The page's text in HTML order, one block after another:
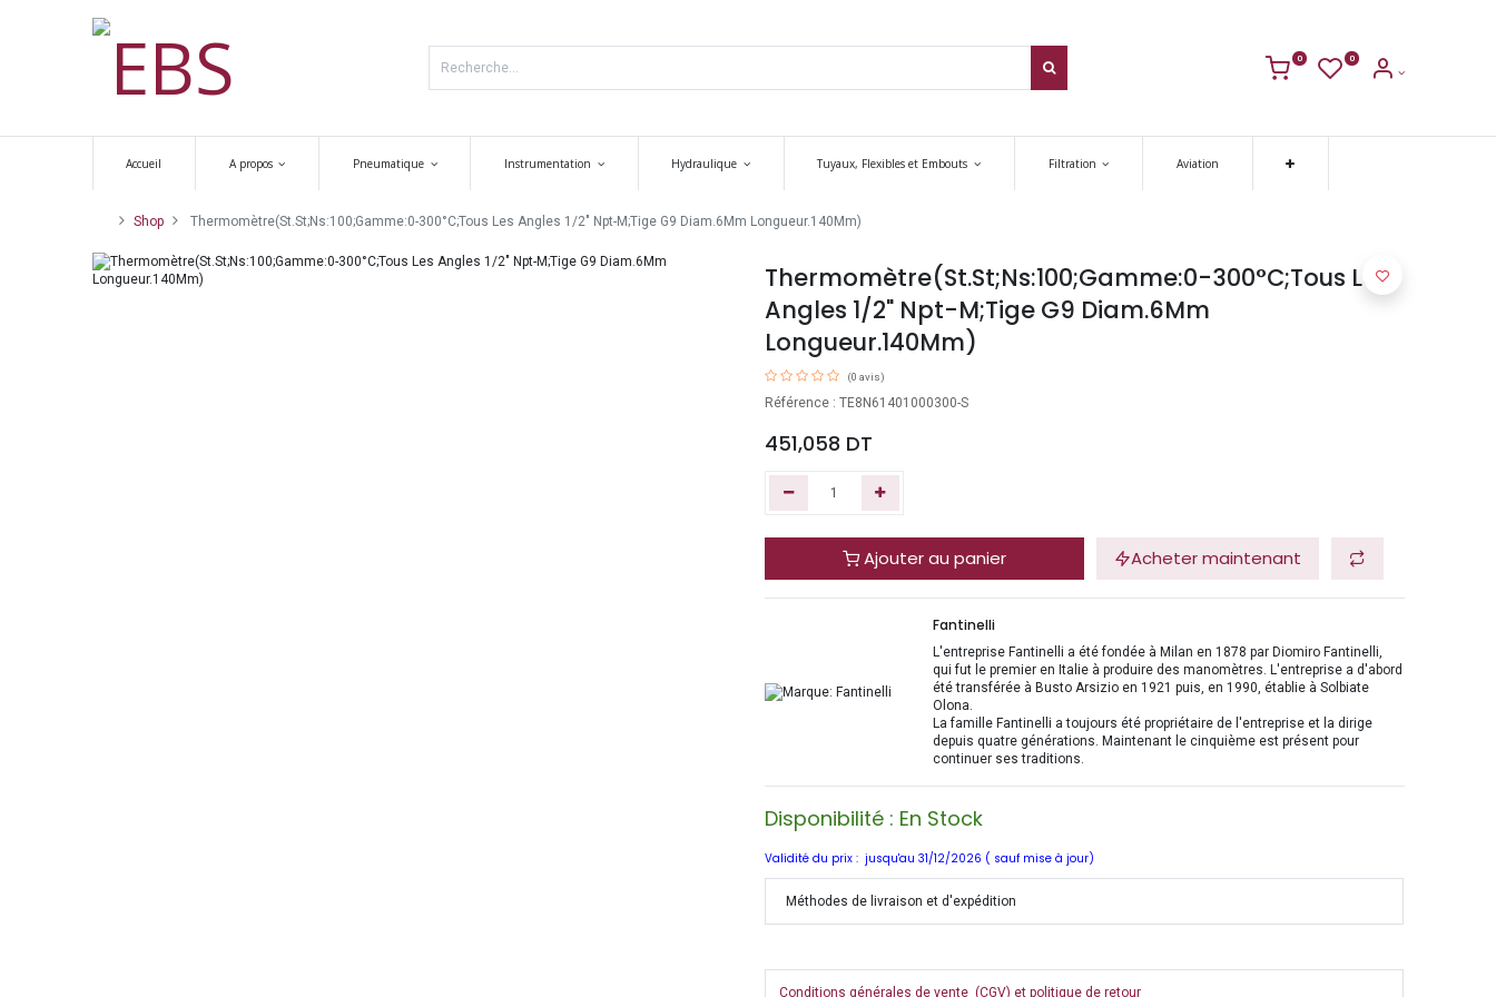
0 0
Accueil A propos Pneumatique Instrumentation Hydraulique Tuyaux, Flexibles et Embouts Filtration Aviation
Shop Thermomètre(St.St;Ns:100;Gamme:0-300°C;Tous Les Angles 1/2" Npt-M;Tige G9 Diam.6Mm Longueur.140Mm)
Thermomètre(St.St;Ns:100;Gamme:0-300°C;Tous Les
Angles 1/2" Npt-M;Tige G9 Diam.6Mm
Longueur.140Mm)
(0 avis)
Référence : TE8N61401000300-S
451,058 DT
Ajouter au panier Acheter maintenant
Fantinelli
L'entreprise Fantinelli a été fondée à Milan en 1878 par Diomiro Fantinelli,
qui fut le premier en Italie à produire des manomètres. L'entreprise a d'abord
été transférée à Busto Arsizio en 1921 puis, en 1990, établie à Solbiate
Olona.
La famille Fantinelli a toujours été propriétaire de l'entreprise et la dirige
depuis quatre générations. Maintenant le cinquième est présent pour
continuer ses traditions.
Disponibilité : En Stock
Validité du prix : jusqu'au 31/12/2026 ( sauf mise à jour)
Méthodes de livraison et d'expédition
Conditions générales de vente (CGV) et politique de retour